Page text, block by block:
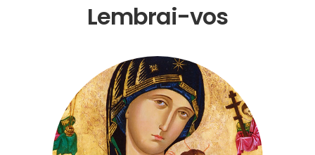
Lembrai-vos